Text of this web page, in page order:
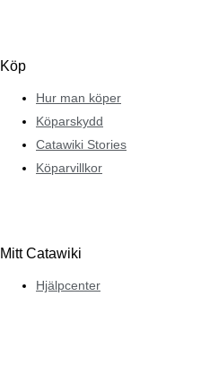
Köp
Hur man köper
Köparskydd
Catawiki Stories
Köparvillkor
Mitt Catawiki
Hjälpcenter